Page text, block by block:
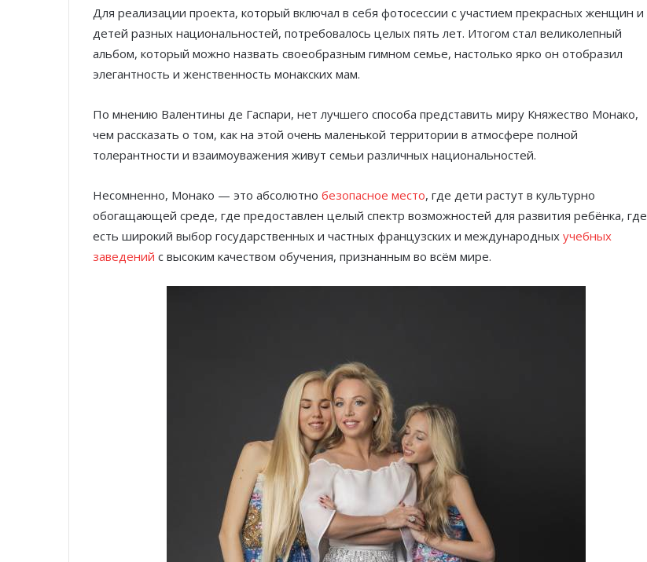
Для реализации проекта, который включал в себя фотосессии с участием прекрасных женщин и
детей разных национальностей, потребовалось целых пять лет. Итогом стал великолепный
альбом, который можно назвать своеобразным гимном семье, настолько ярко он отобразил
элегантность и женственность монакских мам.
По мнению Валентины де Гаспари, нет лучшего способа представить миру Княжество Монако,
чем рассказать о том, как на этой очень маленькой территории в атмосфере полной
толерантности и взаимоуважения живут семьи различных национальностей.
Несомненно, Монако — это абсолютно безопасное место, где дети растут в культурно
обогащающей среде, где предоставлен целый спектр возможностей для развития ребёнка, где
есть широкий выбор государственных и частных французских и международных учебных
заведений с высоким качеством обучения, признанным во всём мире.